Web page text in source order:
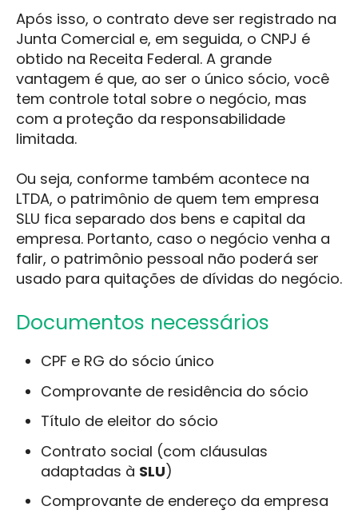
Após isso, o contrato deve ser registrado na
Junta Comercial e, em seguida, o CNPJ é
obtido na Receita Federal. A grande
vantagem é que, ao ser o único sócio, você
tem controle total sobre o negócio, mas
com a proteção da responsabilidade
limitada.
Ou seja, conforme também acontece na
LTDA, o patrimônio de quem tem empresa
SLU fica separado dos bens e capital da
empresa. Portanto, caso o negócio venha a
falir, o patrimônio pessoal não poderá ser
usado para quitações de dívidas do negócio.
Documentos necessários
CPF e RG do sócio único
Comprovante de residência do sócio
Título de eleitor do sócio
Contrato social (com cláusulas
adaptadas à SLU)
Comprovante de endereço da empresa